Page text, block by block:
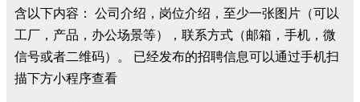
含以下内容： 公司介绍，岗位介绍，至少一张图片（可以
工厂，产品，办公场景等），联系方式（邮箱，手机，微
信号或者二维码）。 已经发布的招聘信息可以通过手机扫
描下方小程序查看